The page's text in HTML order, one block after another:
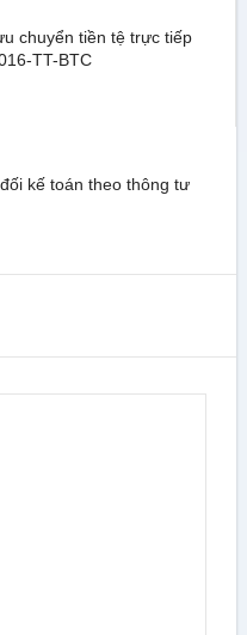
chuyển tiền tệ trực tiếp
TT-BTC
kế toán theo thông tư